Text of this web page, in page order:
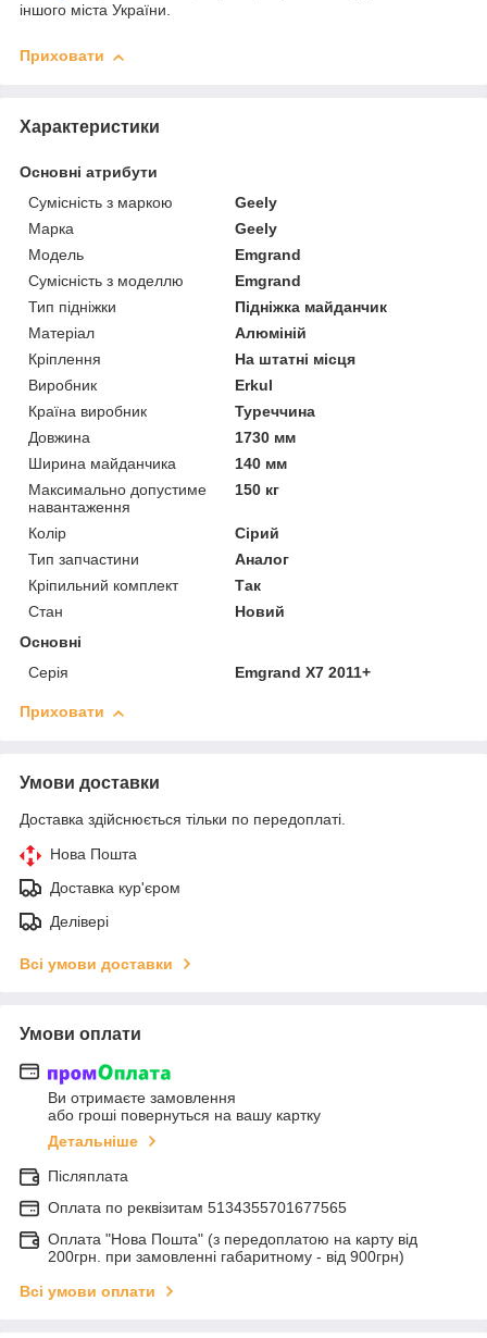
іншого міста України.
Приховати
Характеристики
Основні атрибути
Сумісність з маркою
Geely
Марка
Geely
Модель
Emgrand
Сумісність з моделлю
Emgrand
Тип підніжки
Підніжка майданчик
Матеріал
Алюміній
Кріплення
На штатні місця
Виробник
Erkul
Країна виробник
Туреччина
Довжина
1730 мм
Ширина майданчика
140 мм
Максимально допустиме
навантаження
150 кг
Колір
Сірий
Тип запчастини
Аналог
Кріпильний комплект
Так
Стан
Новий
Основні
Серія
Emgrand X7 2011+
Приховати
Умови доставки
Доставка здійснюється тільки по передоплаті.
Нова Пошта
Доставка кур'єром
Делівері
Всі умови доставки
Умови оплати
Ви отримаєте замовлення
або гроші повернуться на вашу картку
Детальніше
Післяплата
Оплата по реквiзитам 5134355701677565
Оплата "Нова Пошта" (з передоплатою на карту від
200грн. при замовленні габаритному - від 900грн)
Всі умови оплати